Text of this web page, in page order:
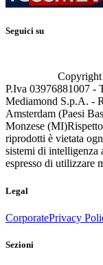
Seguici su
P.Iva 03976881007 -
Mediamond S.p.A. -
Amsterdam (Paesi
Monzese (MI)
riprodotti è vietata
sistemi di intelligenza
espresso di utilizzare
Legal
CorporatePrivacy
Sezioni